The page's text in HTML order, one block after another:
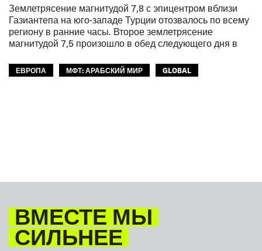
Землетрясение магнитудой 7,8 с эпицентром вблизи
Газиантепа на юго-западе Турции отозвалось по всему
региону в ранние часы. Второе землетрясение
магнитудой 7,5 произошло в обед следующего дня в
ЕВРОПА МФТ: АРАБСКИЙ МИР GLOBAL
ВМЕСТЕ МЫ
СИЛЬНЕЕ